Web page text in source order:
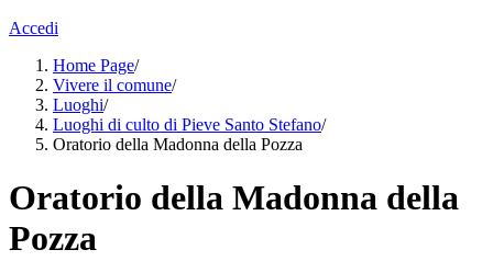
Accedi
Home Page/
Vivere il comune/
Luoghi/
Luoghi di culto di Pieve Santo Stefano/
Oratorio della Madonna della Pozza
Oratorio della Madonna della
Pozza